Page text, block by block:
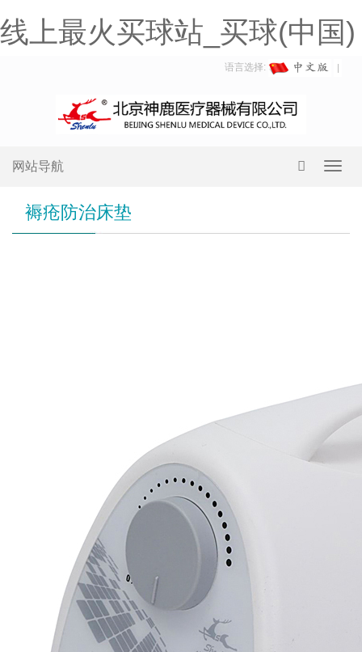
线上最火买球站_买球(中国)
语言选择:
网站导航
褥疮防治床垫